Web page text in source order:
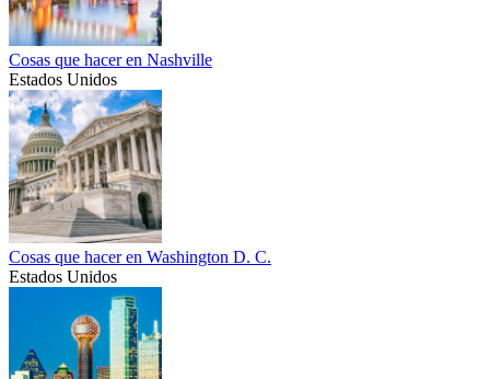
Cosas que hacer en Nashville
Estados Unidos
Cosas que hacer en Washington D. C.
Estados Unidos